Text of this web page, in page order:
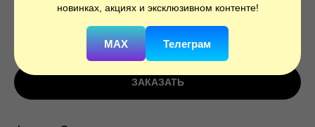
новинках, акциях и эксклюзивном контенте!
MAX Телеграм
301500VE
ЗАКАЗАТЬ